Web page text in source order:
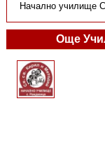
Начално училище
Още